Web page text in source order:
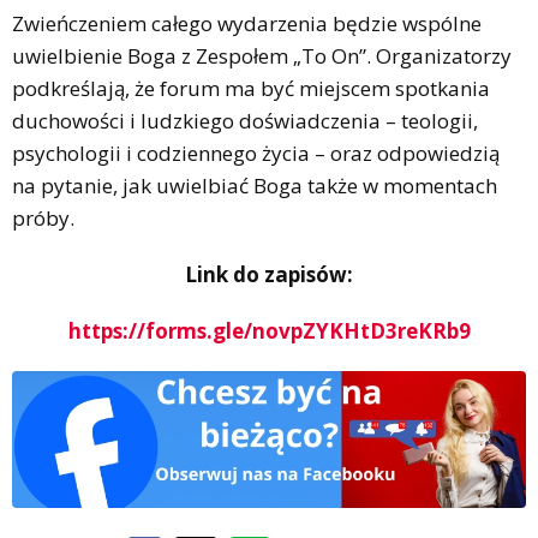
Zwieńczeniem całego wydarzenia będzie wspólne
uwielbienie Boga z Zespołem „To On”. Organizatorzy
podkreślają, że forum ma być miejscem spotkania
duchowości i ludzkiego doświadczenia – teologii,
psychologii i codziennego życia – oraz odpowiedzią
na pytanie, jak uwielbiać Boga także w momentach
próby.
Link do zapisów:
https://forms.gle/novpZYKHtD3reKRb9